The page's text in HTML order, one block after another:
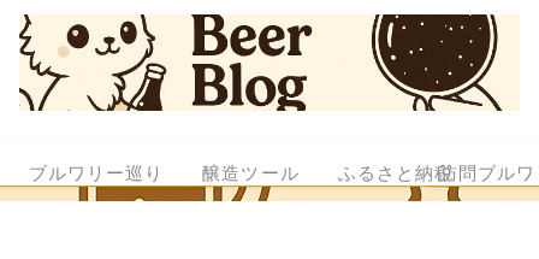
ブルワリー巡り 醸造ツール ふるさと納税訪問ブル